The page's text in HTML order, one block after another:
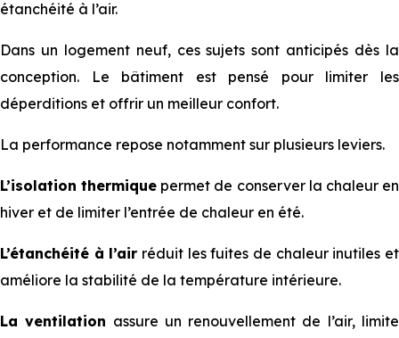
étanchéité à l’air.
Dans un logement neuf, ces sujets sont anticipés dès la
conception. Le bâtiment est pensé pour limiter les
déperditions et offrir un meilleur confort.
La performance repose notamment sur plusieurs leviers.
L’isolation thermique permet de conserver la chaleur en
hiver et de limiter l’entrée de chaleur en été.
L’étanchéité à l’air réduit les fuites de chaleur inutiles et
améliore la stabilité de la température intérieure.
La ventilation assure un renouvellement de l’air, limite